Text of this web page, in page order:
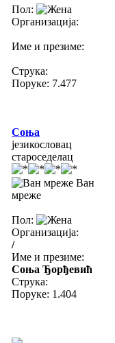
Пол:
Организација:
Име и презиме:
Струка:
Поруке: 7.477
Соња
језикословац
староседелац
Ван
мреже
Пол:
Организација:
/
Име и презиме:
Соња Ђорђевић
Струка:
Поруке: 1.404